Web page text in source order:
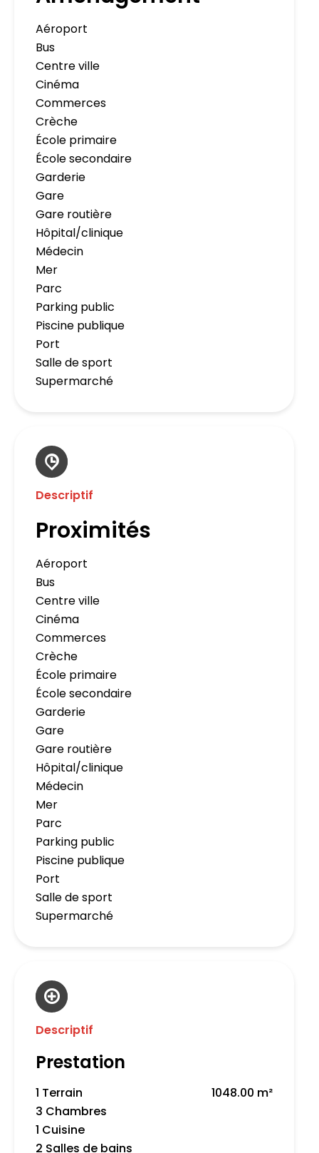
Aéroport
Bus
Centre ville
Cinéma
Commerces
Crèche
École primaire
École secondaire
Garderie
Gare
Gare routière
Hôpital/clinique
Médecin
Mer
Parc
Parking public
Piscine publique
Port
Salle de sport
Supermarché
Descriptif
Proximités
Aéroport
Bus
Centre ville
Cinéma
Commerces
Crèche
École primaire
École secondaire
Garderie
Gare
Gare routière
Hôpital/clinique
Médecin
Mer
Parc
Parking public
Piscine publique
Port
Salle de sport
Supermarché
Descriptif
Prestation
1 Terrain
1048.00 m²
3 Chambres
1 Cuisine
2 Salles de bains